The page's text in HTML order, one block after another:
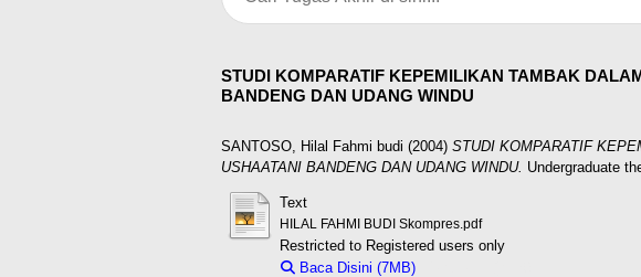
STUDI KOMPARATIF KEPEMILIKAN TAMBAK
BANDENG DAN UDANG WINDU
SANTOSO, Hilal Fahmi budi (2004) STUDI KOMPARATIF
USHAATANI BANDENG DAN UDANG WINDU. Undergraduate
Text
HILAL FAHMI BUDI Skompres.pdf
Restricted to Registered users only
Baca Disini (7MB)